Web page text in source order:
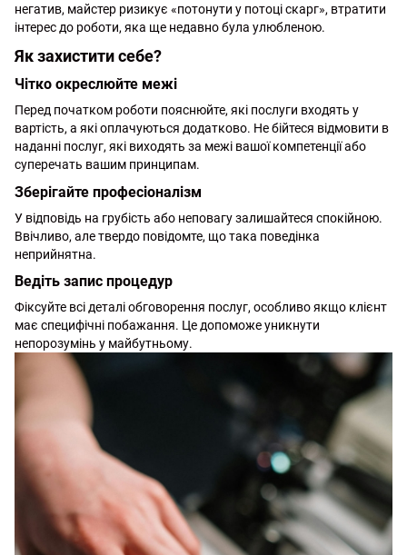
негатив, майстер ризикує «потонути у потоці скарг», втратити
інтерес до роботи, яка ще недавно була улюбленою.
Як захистити себе?
Чітко окреслюйте межі
Перед початком роботи пояснюйте, які послуги входять у
вартість, а які оплачуються додатково. Не бійтеся відмовити в
наданні послуг, які виходять за межі вашої компетенції або
суперечать вашим принципам.
Зберігайте професіоналізм
У відповідь на грубість або неповагу залишайтеся спокійною.
Ввічливо, але твердо повідомте, що така поведінка
неприйнятна.
Ведіть запис процедур
Фіксуйте всі деталі обговорення послуг, особливо якщо клієнт
має специфічні побажання. Це допоможе уникнути
непорозумінь у майбутньому.